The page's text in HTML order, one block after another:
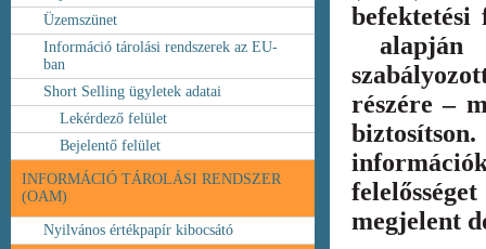
Üzemszünet
Információ tárolási rendszerek az EU-
ban
Short Selling ügyletek adatai
Lekérdező felület
Bejelentő felület
INFORMÁCIÓ TÁROLÁSI RENDSZER
(OAM)
Nyilvános értékpapír kibocsátó
alapján
részére –
megjelent